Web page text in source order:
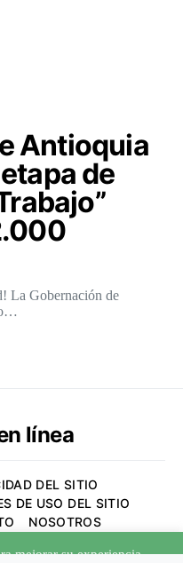
Antioquia
de
La Gobernación de
línea
DEL SITIO
DE USO DEL SITIO
NOSOTROS
Code Supply Co.
mejorar su experiencia.